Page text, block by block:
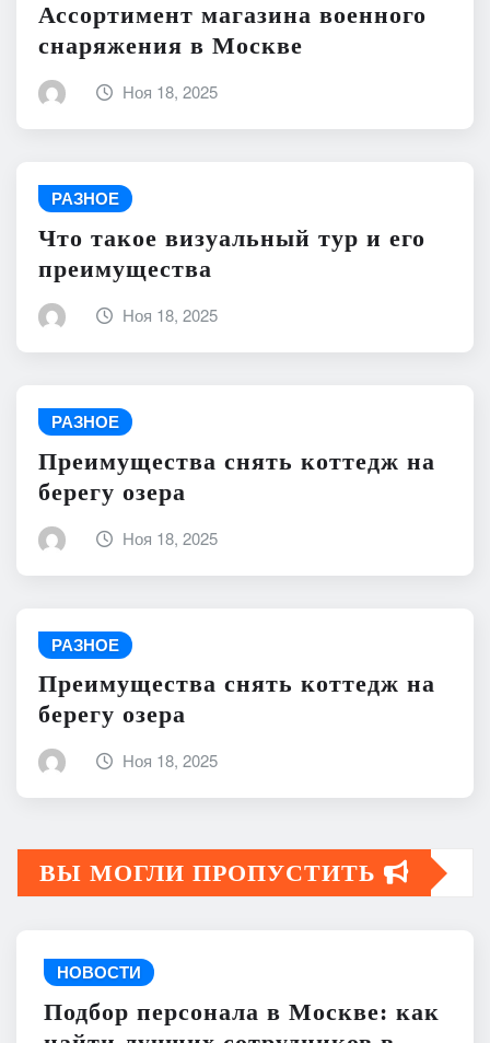
Ассортимент магазина военного
снаряжения в Москве
Ноя 18, 2025
РАЗНОЕ
Что такое визуальный тур и его
преимущества
Ноя 18, 2025
РАЗНОЕ
Преимущества снять коттедж на
берегу озера
Ноя 18, 2025
РАЗНОЕ
Преимущества снять коттедж на
берегу озера
Ноя 18, 2025
ВЫ МОГЛИ ПРОПУСТИТЬ
НОВОСТИ
Подбор персонала в Москве: как